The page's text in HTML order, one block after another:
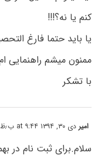
کنم یا نه؟!!!
یا باید حتما فارغ التحصیلی ۳۱/۶/۹۵
ممنون میشم راهنمایی
با تشکر
امیردی ۳۰, ۱۳۹۴ at ۹:۴۴ ب٫ظ
سلام.برای ثبت نام در